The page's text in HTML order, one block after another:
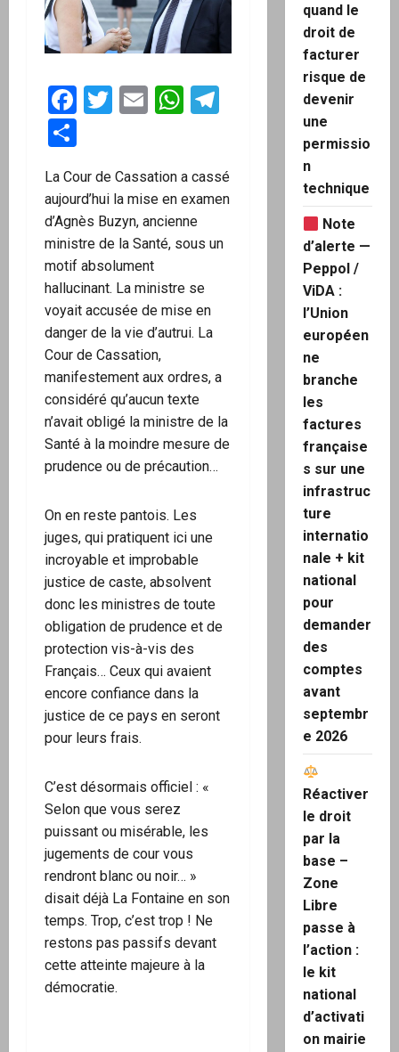
Facebook
Twitter
EmailWhatsApp
Telegram
La Cour de Cassation a cassé
aujourd’hui la mise en examen
d’Agnès Buzyn, ancienne
ministre de la Santé, sous un
motif absolument
hallucinant. La ministre se
voyait accusée de mise en
danger de la vie d’autrui. La
Cour de Cassation,
manifestement aux ordres, a
considéré qu’aucun texte
n’avait obligé la ministre de la
Santé à la moindre mesure de
prudence ou de précaution…
On en reste pantois. Les
juges, qui pratiquent ici une
incroyable et improbable
justice de caste, absolvent
donc les ministres de toute
obligation de prudence et de
protection vis-à-vis des
Français… Ceux qui avaient
encore confiance dans la
justice de ce pays en seront
pour leurs frais.
C’est désormais officiel : «
Selon que vous serez
puissant ou misérable, les
jugements de cour vous
rendront blanc ou noir… »
disait déjà La Fontaine en son
temps. Trop, c’est trop ! Ne
restons pas passifs devant
cette atteinte majeure à la
démocratie.
quand le
droit de
facturer
risque de
devenir
une
permissio
n
technique
Note
d’alerte —
Peppol /
ViDA :
l’Union
européen
ne
branche
les
factures
française
s sur une
infrastruc
ture
internatio
nale + kit
national
pour
demander
des
comptes
avant
septembr
e 2026
Réactiver
le droit
par la
base –
Zone
Libre
passe à
l’action :
le kit
national
d’activati
on mairie